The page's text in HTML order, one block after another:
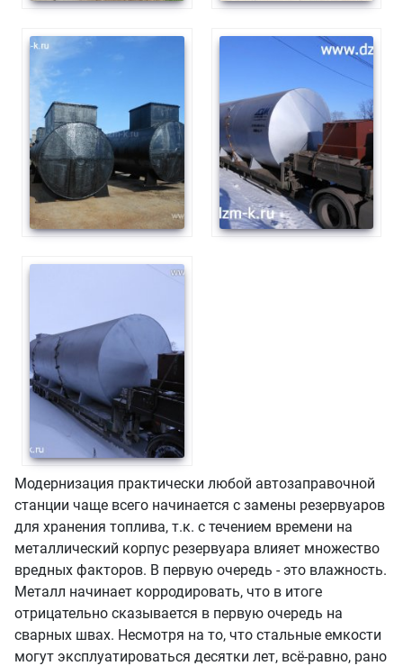
Модернизация практически любой автозаправочной
станции чаще всего начинается с замены резервуаров
для хранения топлива, т.к. с течением времени на
металлический корпус резервуара влияет множество
вредных факторов. В первую очередь - это влажность.
Металл начинает корродировать, что в итоге
отрицательно сказывается в первую очередь на
сварных швах. Несмотря на то, что стальные емкости
могут эксплуатироваться десятки лет, всё-равно, рано